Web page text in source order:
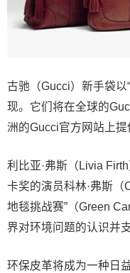
古驰（Gucci）新手袋以
现。它们将在全球的
洲的Gucci官方网站上提
利比亚·弗斯（Livia
卡奖的演员科林·弗斯
地毯挑战赛”（Green
界对环境问题的认识并
环保皮革将成为一种日